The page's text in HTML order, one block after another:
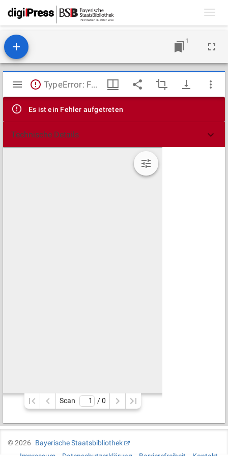
1
Mirador
Viewer
TypeError: Failed to fetch
Es ist ein Fehler aufgetreten
Technische Details
Scan / 0
©2026
Bayerische Staatsbibliothek